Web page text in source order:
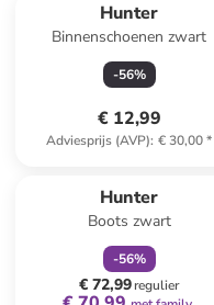
Hunter
Binnenschoenen zwart
-56%
€ 12,99
Adviesprijs (AVP): € 30,00*
Hunter
Boots zwart
-56%
€ 72,99regulier